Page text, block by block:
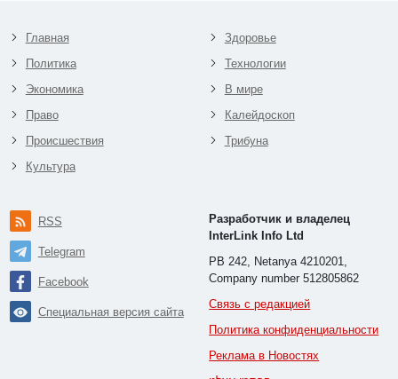
Главная
Политика
Экономика
Право
Происшествия
Культура
Здоровье
Технологии
В мире
Калейдоскоп
Трибуна
RSS
Telegram
Facebook
Специальная версия сайта
Разработчик и владелец
InterLink Info Ltd
PB 242, Netanya 4210201,
Company number 512805862
Связь с редакцией
Политика конфиденциальности
Реклама в Новостях